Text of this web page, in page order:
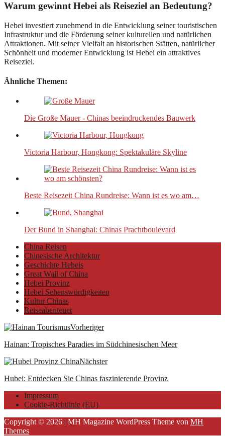
Warum gewinnt Hebei als Reiseziel an Bedeutung?
Hebei investiert zunehmend in die Entwicklung seiner touristischen
Infrastruktur und die Förderung seiner kulturellen und natürlichen
Attraktionen. Mit seiner Vielfalt an historischen Stätten, natürlicher
Schönheit und moderner Entwicklung ist Hebei ein attraktives
Reiseziel.
Ähnliche Themen:
Die Große Mauer - Chinas beeindruckendes Bauwerk
Victoria Harbour, Hongkong: Spektakuläre Skyline
Beste Reisezeit China Rundreise: Wann ist es wo am…
Der Bund in Shanghai: Chinas Prachtboulevard
China Reisen
Chinesische Architektur
Geschichte Hebeis
Great Wall of China
Hebei Provinz
Hebei Sehenswürdigkeiten
Kultur Chinas
Reiseabenteuer
Vorheriger
Hainan: Tropisches Paradies im Südchinesischen Meer
Nächster
Hubei: Entdecken Sie Chinas faszinierende Provinz
Impressum
Cookie-Richtlinie (EU)
Copyright © 2026 | MH Magazine WordPress Theme von MH
Themes